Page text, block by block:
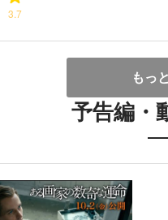
3.7
もっ
予告編・